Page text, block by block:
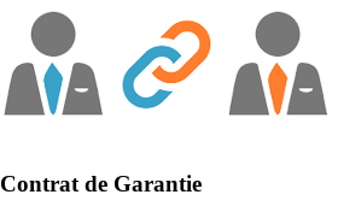
Contrat de Garantie